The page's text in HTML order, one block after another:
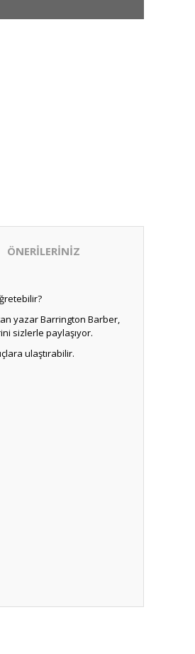
ÖNERİLERİNİZ
yazar Barrington Barber,
sizlerle paylaşıyor.
ulaştırabilir.